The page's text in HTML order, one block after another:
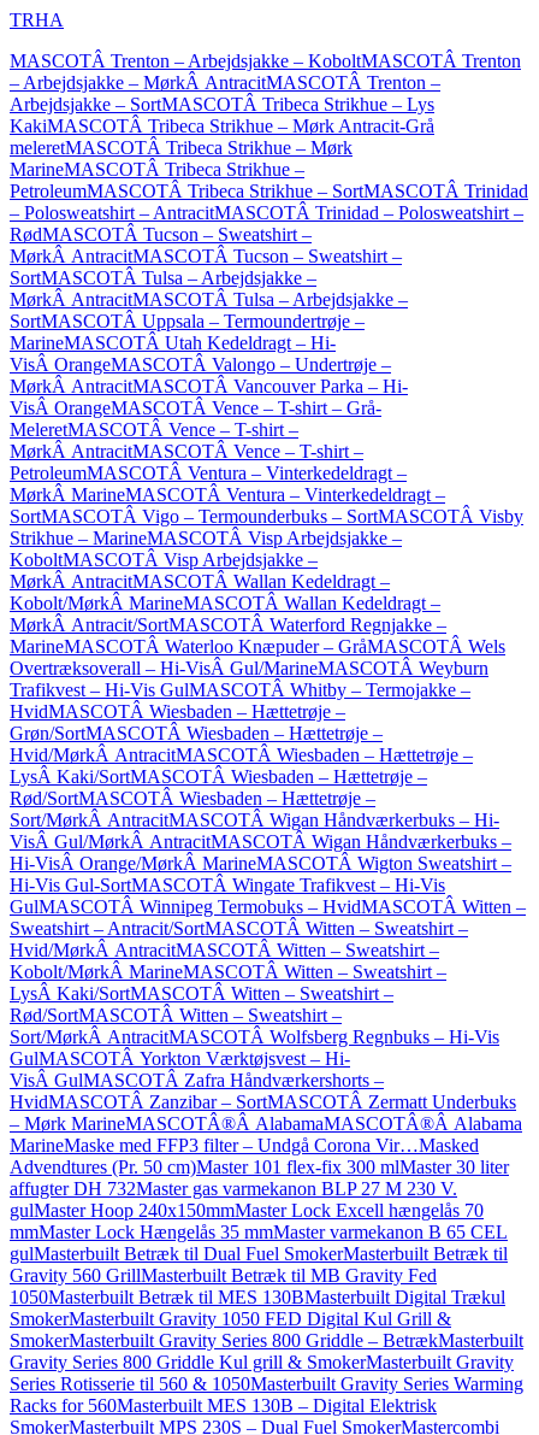
TRHA
MASCOTÂ Trenton – Arbejdsjakke – KoboltMASCOTÂ Trenton
– Arbejdsjakke – MørkÂ AntracitMASCOTÂ Trenton –
Arbejdsjakke – SortMASCOTÂ Tribeca Strikhue – Lys
KakiMASCOTÂ Tribeca Strikhue – Mørk Antracit-Grå
meleretMASCOTÂ Tribeca Strikhue – Mørk
MarineMASCOTÂ Tribeca Strikhue –
PetroleumMASCOTÂ Tribeca Strikhue – SortMASCOTÂ Trinidad
– Polosweatshirt – AntracitMASCOTÂ Trinidad – Polosweatshirt –
RødMASCOTÂ Tucson – Sweatshirt –
MørkÂ AntracitMASCOTÂ Tucson – Sweatshirt –
SortMASCOTÂ Tulsa – Arbejdsjakke –
MørkÂ AntracitMASCOTÂ Tulsa – Arbejdsjakke –
SortMASCOTÂ Uppsala – Termoundertrøje –
MarineMASCOTÂ Utah Kedeldragt – Hi-
VisÂ OrangeMASCOTÂ Valongo – Undertrøje –
MørkÂ AntracitMASCOTÂ Vancouver Parka – Hi-
VisÂ OrangeMASCOTÂ Vence – T-shirt – Grå-
MeleretMASCOTÂ Vence – T-shirt –
MørkÂ AntracitMASCOTÂ Vence – T-shirt –
PetroleumMASCOTÂ Ventura – Vinterkedeldragt –
MørkÂ MarineMASCOTÂ Ventura – Vinterkedeldragt –
SortMASCOTÂ Vigo – Termounderbuks – SortMASCOTÂ Visby
Strikhue – MarineMASCOTÂ Visp Arbejdsjakke –
KoboltMASCOTÂ Visp Arbejdsjakke –
MørkÂ AntracitMASCOTÂ Wallan Kedeldragt –
Kobolt/MørkÂ MarineMASCOTÂ Wallan Kedeldragt –
MørkÂ Antracit/SortMASCOTÂ Waterford Regnjakke –
MarineMASCOTÂ Waterloo Knæpuder – GråMASCOTÂ Wels
Overtræksoverall – Hi-VisÂ Gul/MarineMASCOTÂ Weyburn
Trafikvest – Hi-Vis GulMASCOTÂ Whitby – Termojakke –
HvidMASCOTÂ Wiesbaden – Hættetrøje –
Grøn/SortMASCOTÂ Wiesbaden – Hættetrøje –
Hvid/MørkÂ AntracitMASCOTÂ Wiesbaden – Hættetrøje –
LysÂ Kaki/SortMASCOTÂ Wiesbaden – Hættetrøje –
Rød/SortMASCOTÂ Wiesbaden – Hættetrøje –
Sort/MørkÂ AntracitMASCOTÂ Wigan Håndværkerbuks – Hi-
VisÂ Gul/MørkÂ AntracitMASCOTÂ Wigan Håndværkerbuks –
Hi-VisÂ Orange/MørkÂ MarineMASCOTÂ Wigton Sweatshirt –
Hi-Vis Gul-SortMASCOTÂ Wingate Trafikvest – Hi-Vis
GulMASCOTÂ Winnipeg Termobuks – HvidMASCOTÂ Witten –
Sweatshirt – Antracit/SortMASCOTÂ Witten – Sweatshirt –
Hvid/MørkÂ AntracitMASCOTÂ Witten – Sweatshirt –
Kobolt/MørkÂ MarineMASCOTÂ Witten – Sweatshirt –
LysÂ Kaki/SortMASCOTÂ Witten – Sweatshirt –
Rød/SortMASCOTÂ Witten – Sweatshirt –
Sort/MørkÂ AntracitMASCOTÂ Wolfsberg Regnbuks – Hi-Vis
GulMASCOTÂ Yorkton Værktøjsvest – Hi-
VisÂ GulMASCOTÂ Zafra Håndværkershorts –
HvidMASCOTÂ Zanzibar – SortMASCOTÂ Zermatt Underbuks
– Mørk MarineMASCOTÂ®Â AlabamaMASCOTÂ®Â Alabama
MarineMaske med FFP3 filter – Undgå Corona Vir…Masked
Advendtures (Pr. 50 cm)Master 101 flex-fix 300 mlMaster 30 liter
affugter DH 732Master gas varmekanon BLP 27 M 230 V.
gulMaster Hoop 240x150mmMaster Lock Excell hængelås 70
mmMaster Lock Hængelås 35 mmMaster varmekanon B 65 CEL
gulMasterbuilt Betræk til Dual Fuel SmokerMasterbuilt Betræk til
Gravity 560 GrillMasterbuilt Betræk til MB Gravity Fed
1050Masterbuilt Betræk til MES 130BMasterbuilt Digital Trækul
SmokerMasterbuilt Gravity 1050 FED Digital Kul Grill &
SmokerMasterbuilt Gravity Series 800 Griddle – BetrækMasterbuilt
Gravity Series 800 Griddle Kul grill & SmokerMasterbuilt Gravity
Series Rotisserie til 560 & 1050Masterbuilt Gravity Series Warming
Racks for 560Masterbuilt MES 130B – Digital Elektrisk
SmokerMasterbuilt MPS 230S – Dual Fuel SmokerMastercombi